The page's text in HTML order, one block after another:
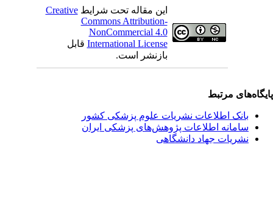
این مقاله تحت شرایطCreative
Commons Attribution-
NonCommercial 4.0
International Licenseقابل
بازنشر است.
مرتبط
بانک اطلاعات نشریات علوم پزشکی کشور
سامانه اطلاعات پژوهش‌های پزشکی ایران
نشریات جهاد دانشگاهی